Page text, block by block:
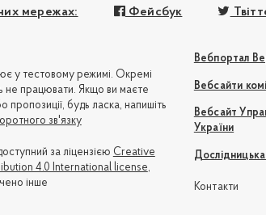
мережах: Фейсбук
Вебпортал
Вебсайти
Вебсайт
України
Контакти
у тестовому режимі. Окремі
не працювати. Якщо ви маєте
пропозиції, будь ласка, напишіть
зв'язку
за ліцензією Creative
4.0 International license,
інше